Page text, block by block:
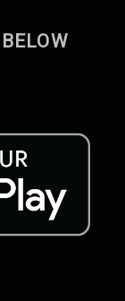
BELOW